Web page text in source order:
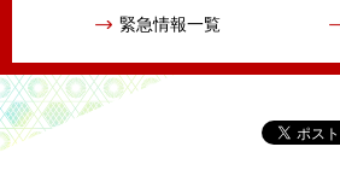
緊急情報一覧